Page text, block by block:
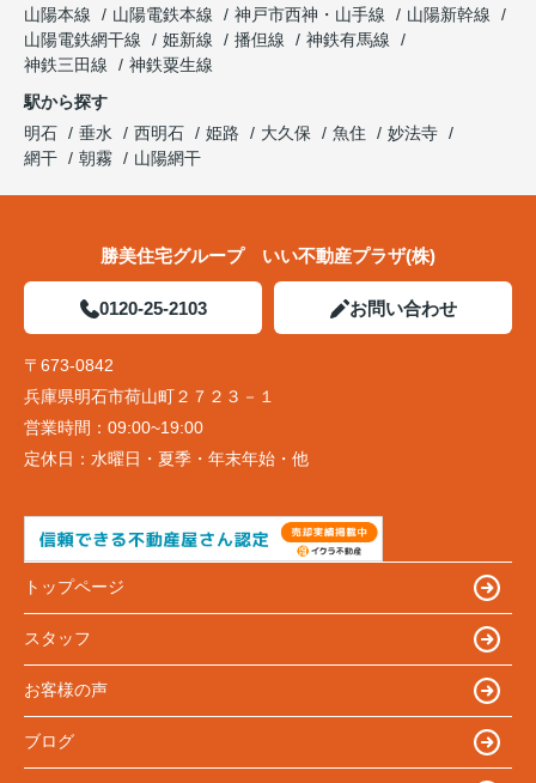
山陽本線
山陽電鉄本線 神戸市西神・山手線
山陽新幹線
山陽電鉄網干線
姫新線 播但線
神鉄有馬線
神鉄三田線
神鉄粟生線
駅から探す
明石
垂水 西明石 姫路 大久保 魚住
妙法寺
網干
朝霧 山陽網干
勝美住宅グループ いい不動産プラザ(株)
0120-25-2103 お問い合わせ
〒673-0842
兵庫県明石市荷山町２７２３－１
営業時間： 09:00~19:00
定休日： 水曜日・夏季・年末年始・他
トップページ
スタッフ
お客様の声
ブログ